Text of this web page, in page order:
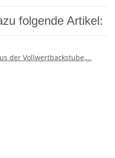
folgende Artikel: